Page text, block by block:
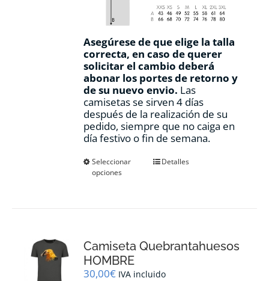
Asegúrese de que elige la talla
correcta, en caso de querer
solicitar el cambio deberá
abonar los portes de retorno y
de su nuevo envio. Las
camisetas se sirven 4 días
después de la realización de su
pedido, siempre que no caiga en
día festivo o fin de semana.
Seleccionar
opciones
Este
se
elegir
Detalles
Camiseta Quebrantahuesos
HOMBRE
30,00€ IVA incluido